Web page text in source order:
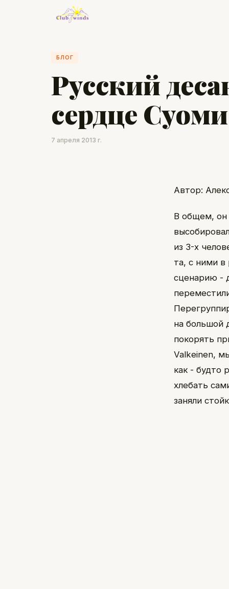
БЛОГ
Русский
сердце Суоми
7 апреля 2013 г.
Автор:
В общем, он
из 3-х
та, с ними в
сценарию -
на большой
покорять
Valkeinen,
как - будто
хлебать
заняли